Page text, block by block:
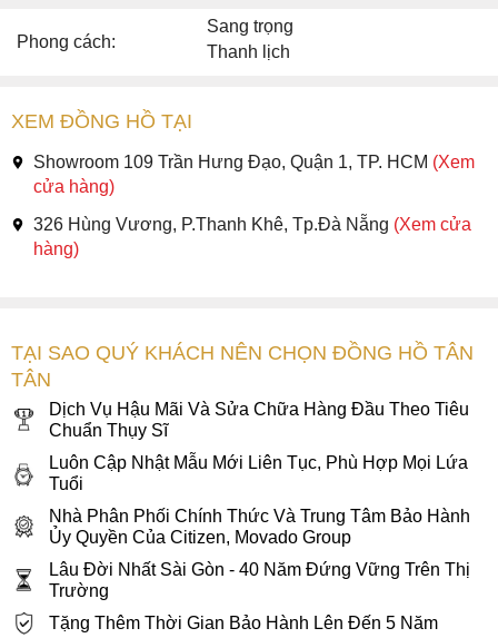
Phong cách:
Sang trọng
Thanh lịch
XEM ĐỒNG HỒ TẠI
Showroom 109 Trần Hưng Đạo, Quận 1, TP. HCM (Xem
cửa hàng)
326 Hùng Vương, P.Thanh Khê, Tp.Đà Nẵng (Xem cửa
hàng)
TẠI SAO QUÝ KHÁCH NÊN CHỌN ĐỒNG HỒ TÂN
TÂN
Dịch Vụ Hậu Mãi Và Sửa Chữa Hàng Đầu Theo Tiêu
Chuẩn Thụy Sĩ
Luôn Cập Nhật Mẫu Mới Liên Tục, Phù Hợp Mọi Lứa
Tuổi
Nhà Phân Phối Chính Thức Và Trung Tâm Bảo Hành
Ủy Quyền Của Citizen, Movado Group
Lâu Đời Nhất Sài Gòn - 40 Năm Đứng Vững Trên Thị
Trường
Tặng Thêm Thời Gian Bảo Hành Lên Đến 5 Năm